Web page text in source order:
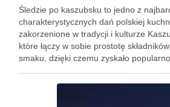
Śledzie po kaszubsku to jedno z
charakterystycznych dań polskiej
zakorzenione w tradycji i kulturze
które łączy w sobie prostotę
smaku, dzięki czemu zyskało
często serwowane …